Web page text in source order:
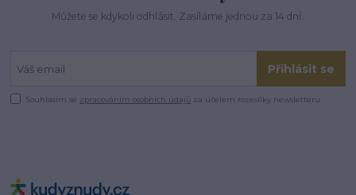
Můžete se kdykoli odhlásit. Zasíláme jednou za 14 dní.
Přihlásit se
Souhlasím se zpracováním osobních údajů za účelem rozesílky newsletteru.